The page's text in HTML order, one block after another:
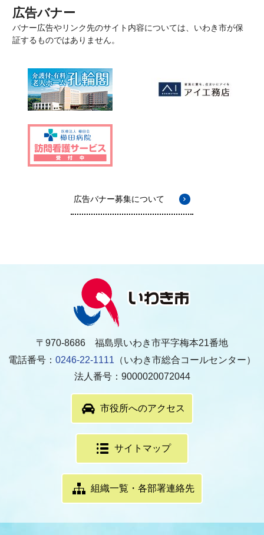
広告バナー
バナー広告やリンク先のサイト内容については、いわき市が保
証するものではありません。
広告バナー募集について
〒970-8686 福島県いわき市平字梅本21番地
電話番号： 0246-22-1111 （いわき市総合コールセンター）
法人番号：9000020072044
市役所へのアクセス
サイトマップ
組織一覧・各部署連絡先